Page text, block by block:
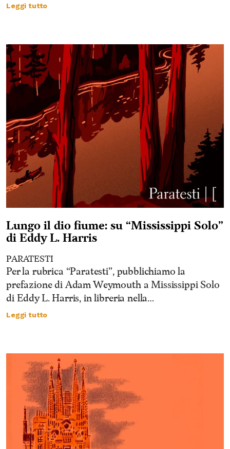
Leggi tutto
Lungo il dio fiume: su “Mississippi Solo”
di Eddy L. Harris
PARATESTI
Per la rubrica “Paratesti”, pubblichiamo la
prefazione di Adam Weymouth a Mississippi Solo
di Eddy L. Harris, in libreria nella…
Leggi tutto